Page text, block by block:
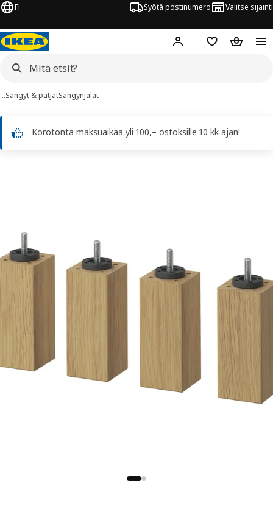
FI Syötä postinumero Valitse sijainti
Hej! Kirjaudu sisään
Suosikit
…Sängyt & patjatSängynjalat
Korotonta maksuaikaa yli 100,– ostoksille 10 kk ajan!